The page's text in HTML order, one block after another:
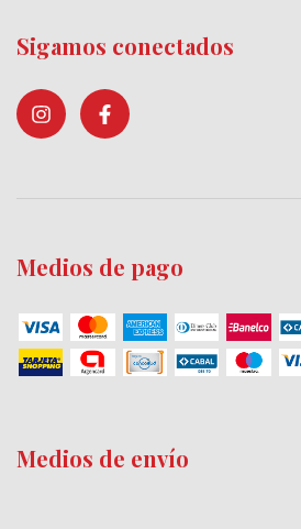
Sigamos conectados
Medios de pago
Medios de envío